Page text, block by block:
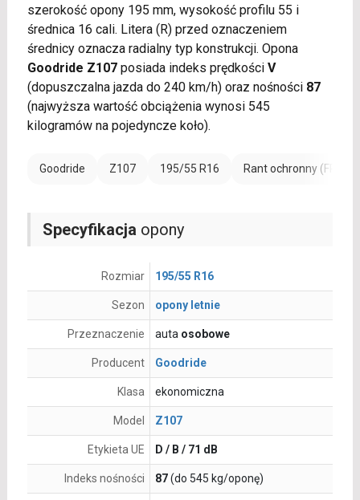
szerokość opony 195 mm, wysokość profilu 55 i
średnica 16 cali. Litera (R) przed oznaczeniem
średnicy oznacza radialny typ konstrukcji. Opona
Goodride Z107posiada indeks prędkości V
(dopuszczalna jazda do 240 km/h) oraz nośności 87
(najwyższa wartość obciążenia wynosi 545
kilogramów na pojedyncze koło).
Goodride Z107 195/55 R16 Rant ochronny (FR)
Specyfikacja opony
Rozmiar 195/55 R16
Sezon opony letnie
Przeznaczenie auta osobowe
Producent Goodride
Klasa ekonomiczna
Model Z107
Etykieta UE D / B / 71 dB
Indeks nośności 87(do 545 kg/oponę)